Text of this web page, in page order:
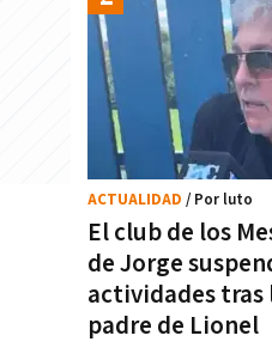
El club de los
de Jorge
actividades
padre de Lionel
ACTUALIDAD / Por luto